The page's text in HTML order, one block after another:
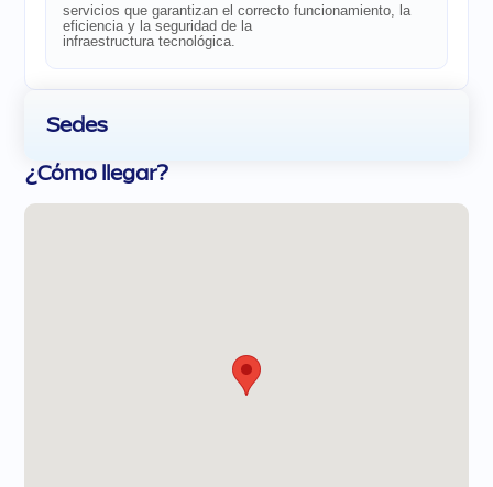
servicios que garantizan el correcto funcionamiento, la
eficiencia y la seguridad de la
infraestructura tecnológica.
Sedes
¿Cómo llegar?